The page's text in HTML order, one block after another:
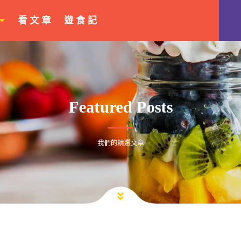
看 文 章 遊 食 記
Featured Posts
我們的精選文章